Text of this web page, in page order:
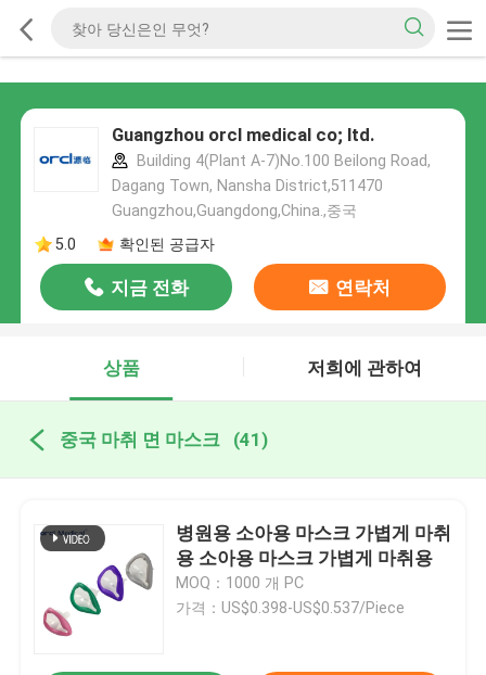
Guangzhou orcl medical co; ltd.
Building 4(Plant A-7)No.100 Beilong Road,
Dagang Town, Nansha District,511470
Guangzhou,Guangdong,China.,중국
5.0
확인된 공급자
지금 전화 연락처
상품 저희에 관하여
중국 마취 면 마스크 (41)
병원용 소아용 마스크 가볍게 마취
용 소아용 마스크 가볍게 마취용
MOQ：1000 개 PC
가격：US$0.398-US$0.537/Piece